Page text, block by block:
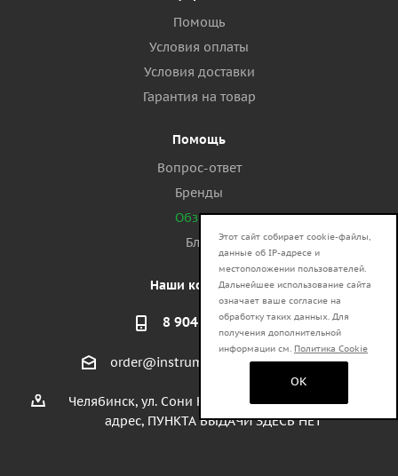
Помощь
Условия оплаты
Условия доставки
Гарантия на товар
Помощь
Вопрос-ответ
Бренды
Обзоры
Блог
Наши контакты
8 904 930 35 73
order@instrumenty-dlya-doma.ru
Челябинск, ул. Сони Кривой 26 - юридический
адрес, ПУНКТА ВЫДАЧИ ЗДЕСЬ НЕТ
Этот сайт собирает cookie-файлы,
данные об IP-адресе и
местоположении пользователей.
Дальнейшее использование сайта
означает ваше согласие на
обработку таких данных. Для
получения дополнительной
информации см. Политика Cookie
OK